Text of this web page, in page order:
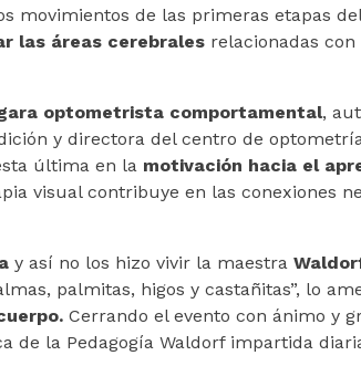
movimientos de las primeras etapas
las áreas cerebrales relacionadas
optometrista comportamental,
y directora del centro de
última en la motivación hacia el
visual contribuye en las conexiones
y así no los hizo vivir la maestra
palmitas, higos y castañitas”, lo
Cerrando el evento con ánimo y
de la Pedagogía Waldorf impartida
He leído y acepto lapolítica de
*Datos necesarios